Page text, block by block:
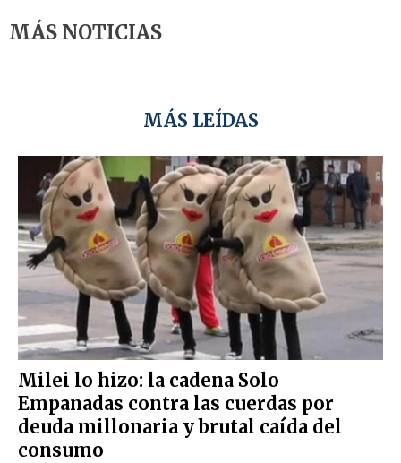
MÁS NOTICIAS
MÁS LEÍDAS
Milei lo hizo: la cadena Solo
Empanadas contra las cuerdas por
deuda millonaria y brutal caída del
consumo